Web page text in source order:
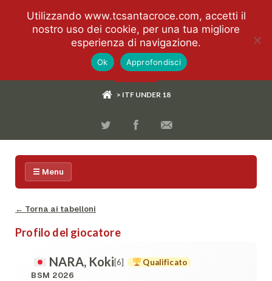
> ITF UNDER 18
☰ Menu
← Torna ai tabelloni
Profilo del giocatore
NARA, Koki[6] Qualificato
BSM 2026
Utilizzando www.tcsantacroce.com, accetti il
nostro uso dei cookie, per una tua migliore
esperienza di navigazione.
Ok Approfondisci